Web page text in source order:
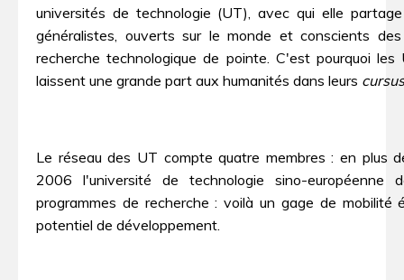
universités de technologie (UT), avec qui elle
généralistes, ouverts sur le monde et conscients
recherche technologique de pointe. C'est pourquoi
laissent une grande part aux humanités dans leurs cursus
Le réseau des UT compte quatre membres : en plus
2006 l'université de technologie sino-européenne
programmes de recherche : voilà un gage de
potentiel de développement.